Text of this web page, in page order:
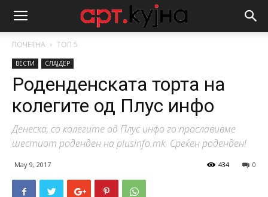
ПОЧЕТНА ТОП 5
ВЕСТИ СЛАЈДЕР
Роденденската торта на
колегите од Плус инфо
Денеска, со колегите од Плус инфо го прославивме
шестиот роденден на plusinfo.mk. Среќен роденден!
May 9, 2017 0
434